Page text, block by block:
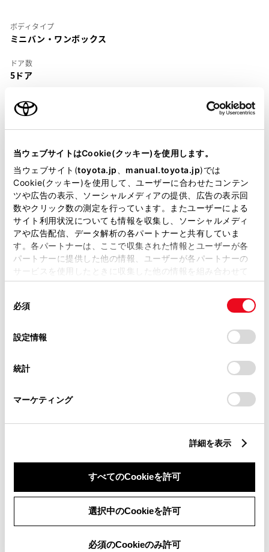
当ウェブサイトはCookie(クッキー)を使用します。
当ウェブサイト(toyota.jp manual.toyota.jp)では
Cookie(クッキー)を使用して、ユーザーに合わせたコンテン
ツや広告の表示、ソーシャルメディアの提供、広告の表示回
数やクリック数の測定を行っています。またユーザーによる
サイト利用状況についても情報を収集し、ソーシャルメディ
アや広告配信、データ解析の各パートナーと共有していま
す。各パートナーは、ここで収集された情報とユーザーが各
パートナーに提供した他の情報、ユーザーが各パートナーの
サービスを使用したときに収集した他の情報を組み合わせて
使用することがあります。当ウェブサイトの使用を続行する
デバイスにすべてのCookie(クッキー)が保存されることに同
意したことになります。Cookie(クッキー)のオプトアウト、
設定の変更、同意を撤回したりするにあたっては、当社の
「Cookie（クッキー）情報の取り扱いについて
」をご覧くだ
必須
設定情報
統計
マーケティング
詳細を表示
すべてのCookieを許可
選択中のCookieを許可
必須のCookieのみ許可
ボディタイプ
ミニバン・ワンボックス
ドア数
5ドア
乗車定員
8名
DBA-ZRR85W
全長×全幅×全高
4710×1735×1870mm
ホイールベース ※1
2850mm
トレッド前／後
1500/1480mm
室内長×室内幅×室内高
1690kg
装備・オプション